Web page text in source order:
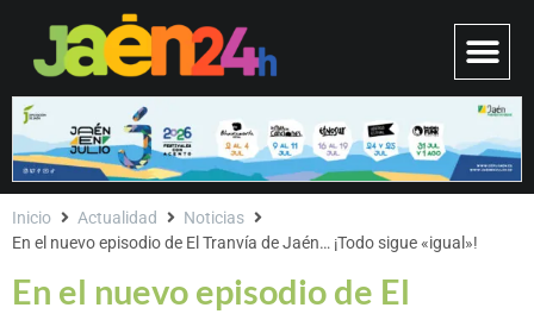
En el nuevo episodio de El
Inicio Actualidad
Noticias
En el nuevo episodio de El Tranvía de Jaén… ¡Todo sigue «igual»!